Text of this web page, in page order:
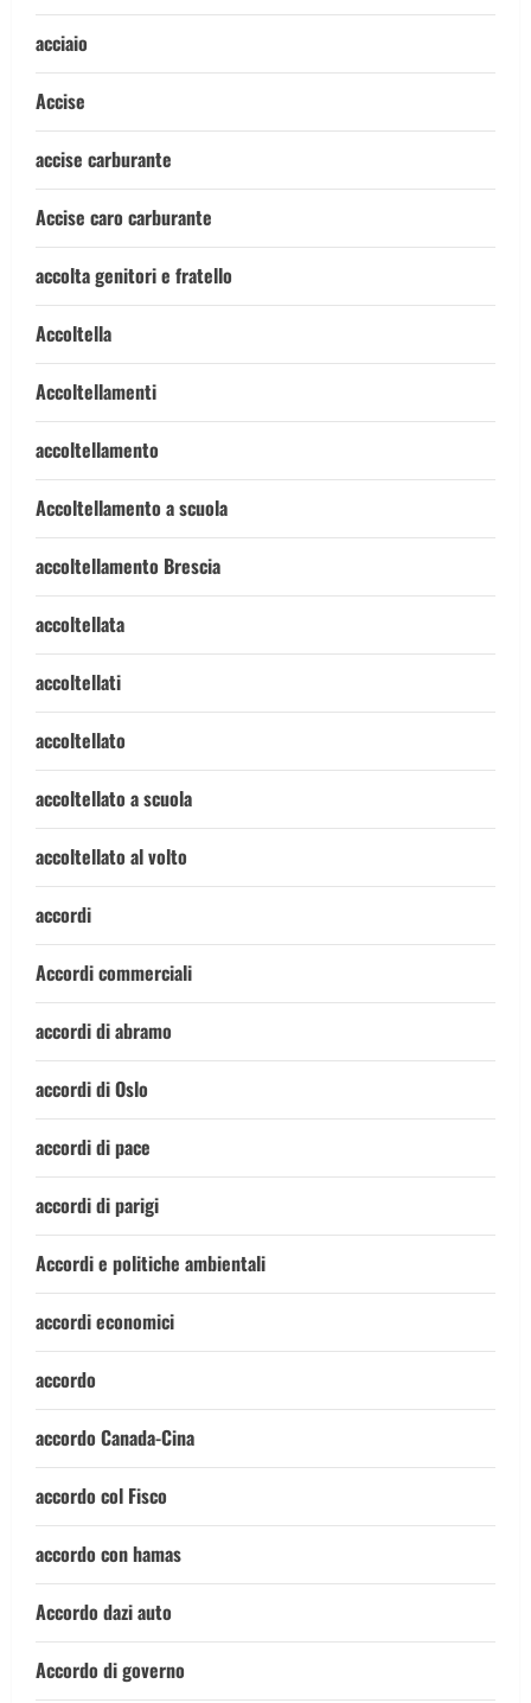
acciaio
Accise
accise carburante
Accise caro carburante
accolta genitori e fratello
Accoltella
Accoltellamenti
accoltellamento
Accoltellamento a scuola
accoltellamento Brescia
accoltellata
accoltellati
accoltellato
accoltellato a scuola
accoltellato al volto
accordi
Accordi commerciali
accordi di abramo
accordi di Oslo
accordi di pace
accordi di parigi
Accordi e politiche ambientali
accordi economici
accordo
accordo Canada-Cina
accordo col Fisco
accordo con hamas
Accordo dazi auto
Accordo di governo